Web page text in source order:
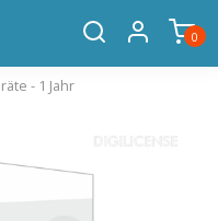
0
- 1 Jahr